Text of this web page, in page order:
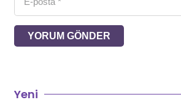
YORUM GÖNDER
Yeni